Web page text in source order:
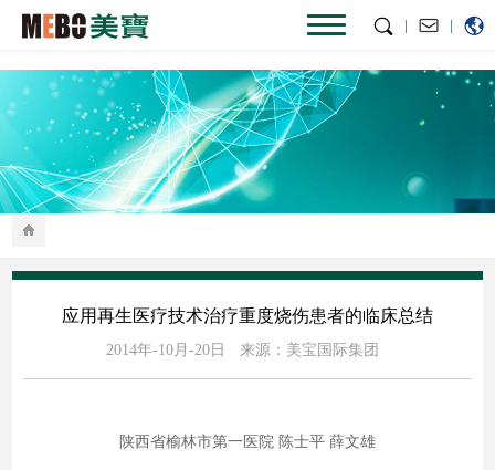
|
|
应用再生医疗技术治疗重度烧伤患者的临床总结
2014年-10月-20日 来源：美宝国际集团
陕西省榆林市第一医院 陈士平 薛文雄